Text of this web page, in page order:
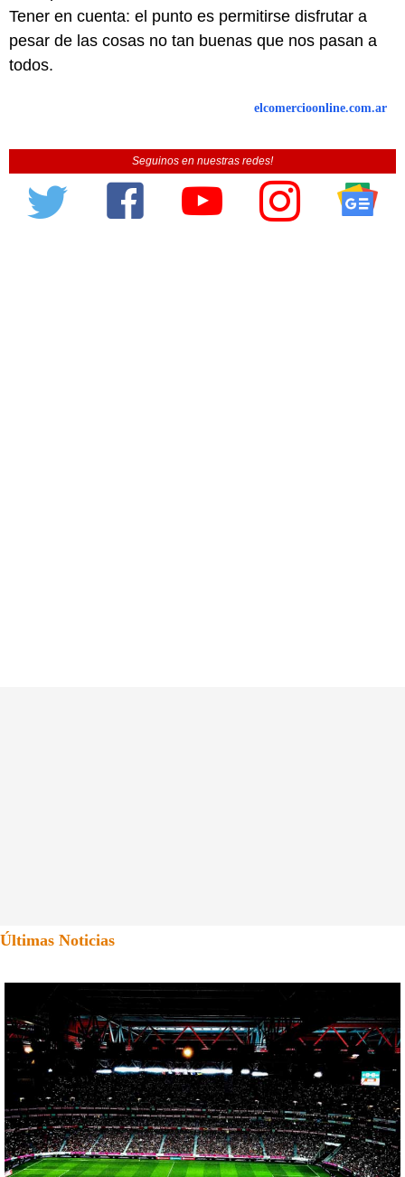
Tener en cuenta: el punto es permitirse disfrutar a
pesar de las cosas no tan buenas que nos pasan a
todos.
elcomercioonline.com.ar
Seguinos en nuestras redes!
Últimas Noticias